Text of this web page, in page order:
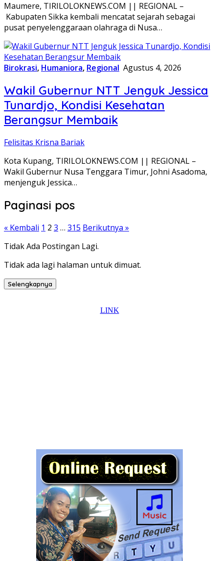
Maumere, TIRILOLOKNEWS.COM || REGIONAL –
Kabupaten Sikka kembali mencatat sejarah sebagai
pusat penyelenggaraan olahraga di Nusa…
Birokrasi, Humaniora, Regional Agustus 4, 2026
Wakil Gubernur NTT Jenguk Jessica
Tunardjo, Kondisi Kesehatan
Berangsur Membaik
Felisitas Krisna Bariak
Kota Kupang, TIRILOLOKNEWS.COM || REGIONAL –
Wakil Gubernur Nusa Tenggara Timur, Johni Asadoma,
menjenguk Jessica…
Paginasi pos
« Kembali 1 2 3 … 315 Berikutnya »
Tidak Ada Postingan Lagi.
Tidak ada lagi halaman untuk dimuat.
Selengkapnya